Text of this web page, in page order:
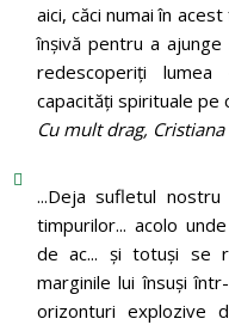
aici, căci numai în
înșivă pentru a
redescoperiți
capacități spirituale pe
Cu mult drag, Cristiana
...Deja sufletul
timpurilor... acolo
de ac... și totuși se
marginile lui însuși
orizonturi explozive